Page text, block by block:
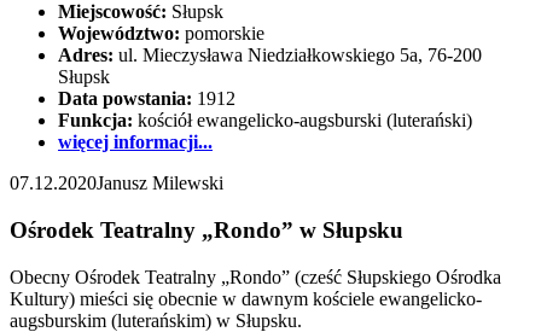
Miejscowość: Słupsk
Województwo: pomorskie
Adres: ul. Mieczysława Niedziałkowskiego 5a, 76-200
Słupsk
Data powstania: 1912
Funkcja: kościół ewangelicko-augsburski (luterański)
więcej informacji...
07.12.2020Janusz Milewski
Ośrodek Teatralny „Rondo” w Słupsku
Obecny Ośrodek Teatralny „Rondo” (cześć Słupskiego Ośrodka
Kultury) mieści się obecnie w dawnym kościele ewangelicko-
augsburskim (luterańskim) w Słupsku.